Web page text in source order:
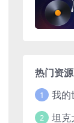
热门资源
1 我的
2 坦克